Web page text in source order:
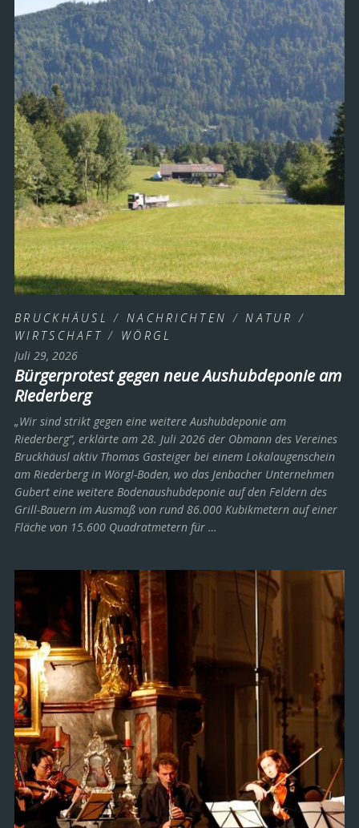
BRUCKHÄUSL / NACHRICHTEN / NATUR /
WIRTSCHAFT / WÖRGL
Juli 29, 2026
Bürgerprotest gegen neue Aushubdeponie am
Riederberg
„Wir sind strikt gegen eine weitere Aushubdeponie am
Riederberg“, erklärte am 28. Juli 2026 der Obmann des Vereines
Bruckhäusl aktiv Thomas Gasteiger bei einem Lokalaugenschein
am Riederberg in Wörgl-Boden, wo das Jenbacher Unternehmen
Gubert eine weitere Bodenaushubdeponie auf den Feldern des
Grill-Bauern im Ausmaß von rund 86.000 Kubikmetern auf einer
Fläche von 15.600 Quadratmetern für …